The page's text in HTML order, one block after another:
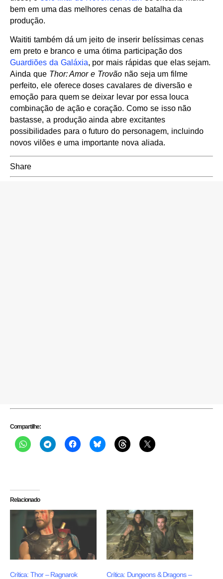
bem em uma das melhores cenas de batalha da
produção.
Waititi também dá um jeito de inserir belíssimas cenas
em preto e branco e uma ótima participação dos
Guardiões da Galáxia, por mais rápidas que elas sejam.
Ainda que Thor: Amor e Trovão não seja um filme
perfeito, ele oferece doses cavalares de diversão e
emoção para quem se deixar levar por essa louca
combinação de ação e coração. Como se isso não
bastasse, a produção ainda abre excitantes
possibilidades para o futuro do personagem, incluindo
novos vilões e uma importante nova aliada.
Share
Compartilhe:
Relacionado
Crítica: Thor – Ragnarok
Crítica: Dungeons & Dragons –